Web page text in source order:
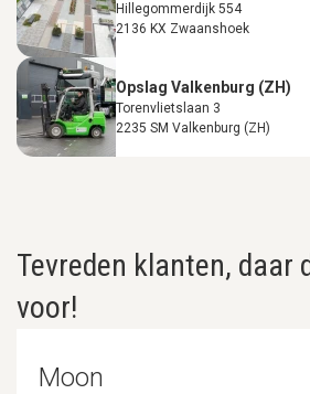
Hillegommerdijk 554
2136 KX Zwaanshoek
Opslag Valkenburg (ZH)
Torenvlietslaan 3
2235 SM Valkenburg (ZH)
Tevreden klanten, daar
voor!
Moon